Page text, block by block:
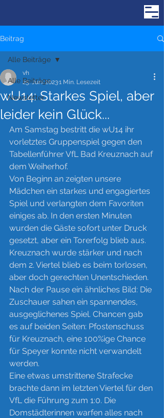
Beitrag
Alle Beiträge
Newsletter
Alle Beiträge
wU14: Starkes Spiel, aber
leider kein Glück...
vh
25. Juni 20231 Min. Lesezeit
Am Samstag bestritt die wU14 ihr
vorletztes Gruppenspiel gegen den
Tabellenführer VfL Bad Kreuznach auf
dem Weiherhof.
Von Beginn an zeigten unsere
Mädchen ein starkes und engagiertes
Spiel und verlangten dem Favoriten
einiges ab. In den ersten Minuten
wurden die Gäste sofort unter Druck
gesetzt, aber ein Torerfolg blieb aus.
Kreuznach wurde stärker und nach
dem 2. Viertel blieb es beim torlosen,
aber doch gerechten Unentschieden.
Nach der Pause ein ähnliches Bild: Die
Zuschauer sahen ein spannendes,
ausgeglichenes Spiel. Chancen gab
es auf beiden Seiten: Pfostenschuss
für Kreuznach, eine 100%ige Chance
für Speyer konnte nicht verwandelt
werden.
Eine etwas umstrittene Strafecke
brachte dann im letzten Viertel für den
VfL die Führung zum 1:0. Die
Domstädterinnen warfen alles nach